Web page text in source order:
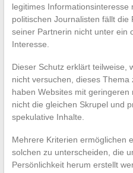
legitimes Informationsinteresse
politischen Journalisten fällt
seiner Partnerin nicht unter ein
Interesse.
Dieser Schutz erklärt teilweise,
nicht versuchen, dieses
haben Websites mit
nicht die gleichen Skrupel und
spekulative Inhalte.
Mehrere Kriterien ermöglichen
solchen zu unterscheiden, die
Persönlichkeit herum erstellt